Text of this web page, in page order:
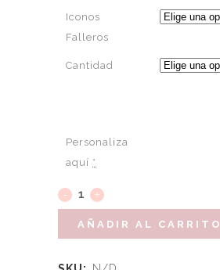
Iconos
Falleros
Cantidad
Personaliza
aquí *
AÑADIR AL CARRITO